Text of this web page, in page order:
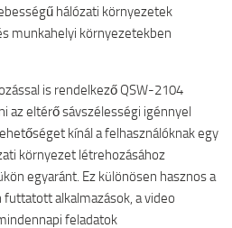
hálózati környezetek
munkahelyi környezetekben
is rendelkező QSW-2104
az eltérő sávszélességi igénnyel
kínál a felhasználóknak egy
környezet létrehozásához
egyaránt. Ez különösen hasznos a
alkalmazások, a video
feladatok